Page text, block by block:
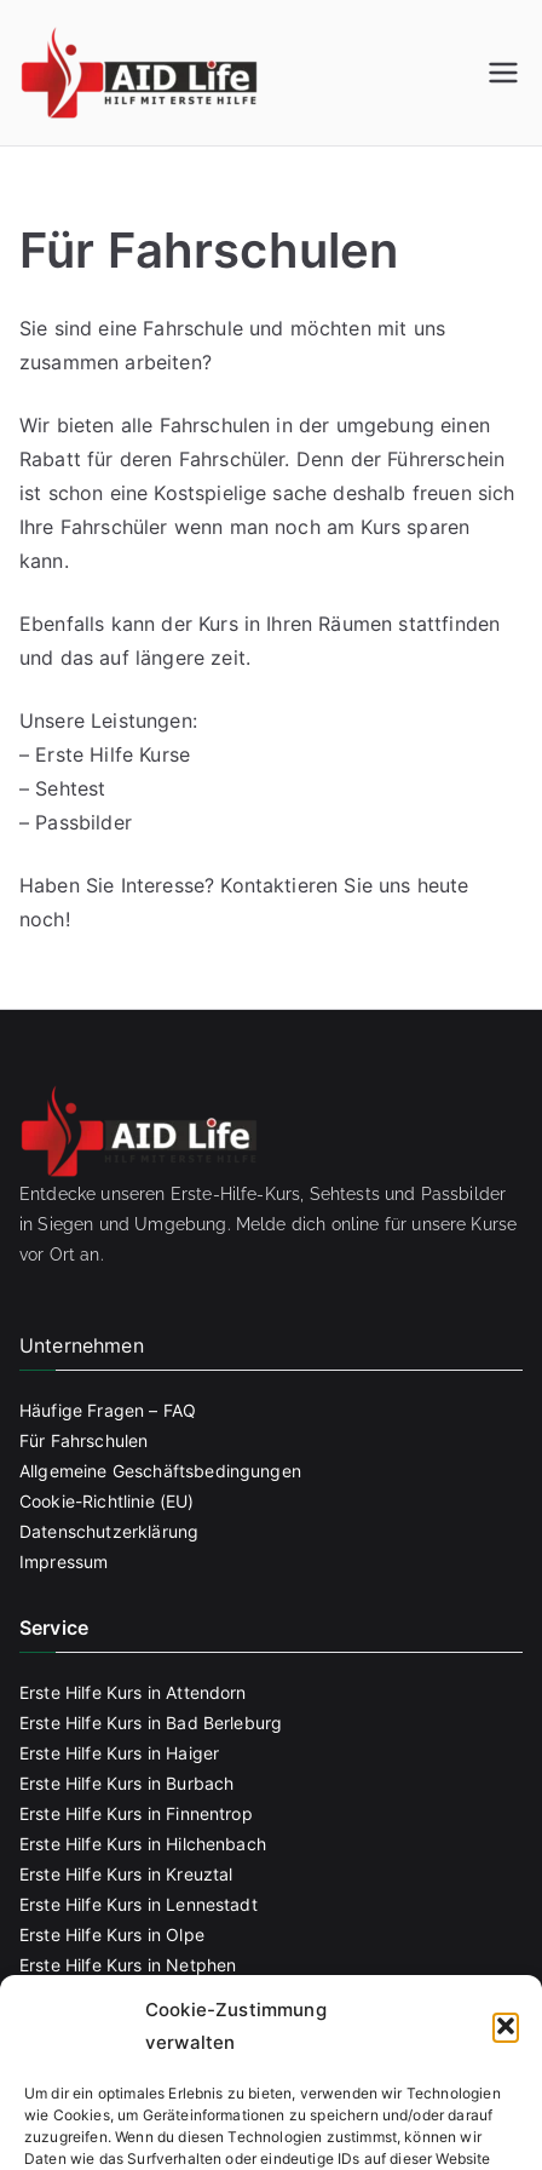
Cookie-Zustimmung
verwalten
Um dir ein optimales Erlebnis zu bieten, verwenden wir Technologien
wie Cookies, um Geräteinformationen zu speichern und/oder darauf
zuzugreifen. Wenn du diesen Technologien zustimmst, können wir
Daten wie das Surfverhalten oder eindeutige IDs auf dieser Website
Inhalt
springen
Erste Hilfe
Kurs in
Für Fahrschulen
Sie sind eine Fahrschule und möchten mit uns
zusammen arbeiten?
Wir bieten alle Fahrschulen in der umgebung einen
Rabatt für deren Fahrschüler. Denn der Führerschein
ist schon eine Kostspielige sache deshalb freuen sich
Ihre Fahrschüler wenn man noch am Kurs sparen
kann.
Ebenfalls kann der Kurs in Ihren Räumen stattfinden
und das auf längere zeit.
Unsere Leistungen:
– Erste Hilfe Kurse
– Sehtest
– Passbilder
Haben Sie Interesse? Kontaktieren Sie uns heute
noch!
Entdecke unseren Erste-Hilfe-Kurs, Sehtests und Passbilder
in Siegen und Umgebung. Melde dich online für unsere Kurse
vor Ort an.
Unternehmen
Häufige Fragen – FAQ
Für Fahrschulen
Allgemeine Geschäftsbedingungen
Cookie-Richtlinie (EU)
Datenschutzerklärung
Impressum
Service
Erste Hilfe Kurs in Attendorn
Erste Hilfe Kurs in Bad Berleburg
Erste Hilfe Kurs in Haiger
Erste Hilfe Kurs in Burbach
Erste Hilfe Kurs in Finnentrop
Erste Hilfe Kurs in Hilchenbach
Erste Hilfe Kurs in Kreuztal
Erste Hilfe Kurs in Lennestadt
Erste Hilfe Kurs in Olpe
Erste Hilfe Kurs in Netphen
Kontakt
Rathausstr. 1, 57078 Siegen